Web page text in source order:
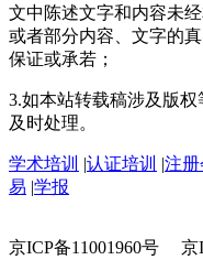
文中陈述文字和内容未
或者部分内容、文字的
保证或承若；
3.如本站转载稿涉及版
及时处理。
学术培训 |认证培训 |注
易 |学报
京ICP备11001960号 京